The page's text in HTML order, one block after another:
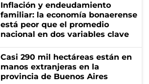
Inflación y endeudamiento
familiar: la economía bonaerense
está peor que el promedio
nacional en dos variables clave
Casi 290 mil hectáreas están en
manos extranjeras en la
provincia de Buenos Aires